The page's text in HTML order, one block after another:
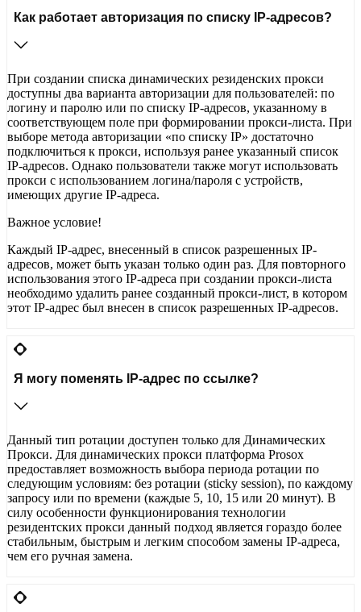
Как работает авторизация по списку IP-адресов?
При создании списка динамических резиденских прокси
доступны два варианта авторизации для пользователей: по
логину и паролю или по списку IP-адресов, указанному в
соответствующем поле при формировании прокси-листа. При
выборе метода авторизации «по списку IP» достаточно
подключиться к прокси, используя ранее указанный список
IP-адресов. Однако пользователи также могут использовать
прокси с использованием логина/пароля с устройств,
имеющих другие IP-адреса.
Важное условие!
Каждый IP-адрес, внесенный в список разрешенных IP-
адресов, может быть указан только один раз. Для повторного
использования этого IP-адреса при создании прокси-листа
необходимо удалить ранее созданный прокси-лист, в котором
этот IP-адрес был внесен в список разрешенных IP-адресов.
Я могу поменять IP-адрес по ссылке?
Данный тип ротации доступен только для Динамических
Прокси. Для динамических прокси платформа Prosox
предоставляет возможность выбора периода ротации по
следующим условиям: без ротации (sticky session), по каждому
запросу или по времени (каждые 5, 10, 15 или 20 минут). В
силу особенности функционирования технологии
резидентских прокси данный подход является гораздо более
стабильным, быстрым и легким способом замены IP-адреса,
чем его ручная замена.